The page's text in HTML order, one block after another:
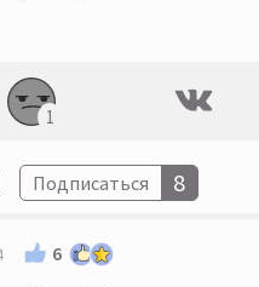
1
Подписаться 8
6